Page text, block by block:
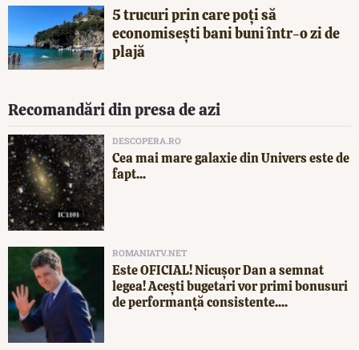
5 trucuri prin care poți să
economisești bani buni într-o zi de
plajă
Recomandări din presa de azi
DESCOPERA.RO
Cea mai mare galaxie din Univers este de
fapt...
ROMANIATV.NET
Este OFICIAL! Nicușor Dan a semnat
legea! Acești bugetari vor primi bonusuri
de performanță consistente....